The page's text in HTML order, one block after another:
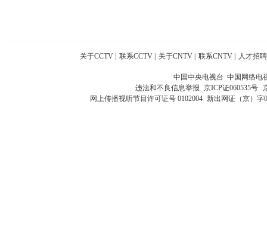
关于CCTV 联系CCTV 关于CNTV 联系CNTV 人才招聘
中国中央电视台 中国网络电
违法和不良信息举报 京ICP证060535号
网上传播视听节目许可证号 0102004 新出网证（京）